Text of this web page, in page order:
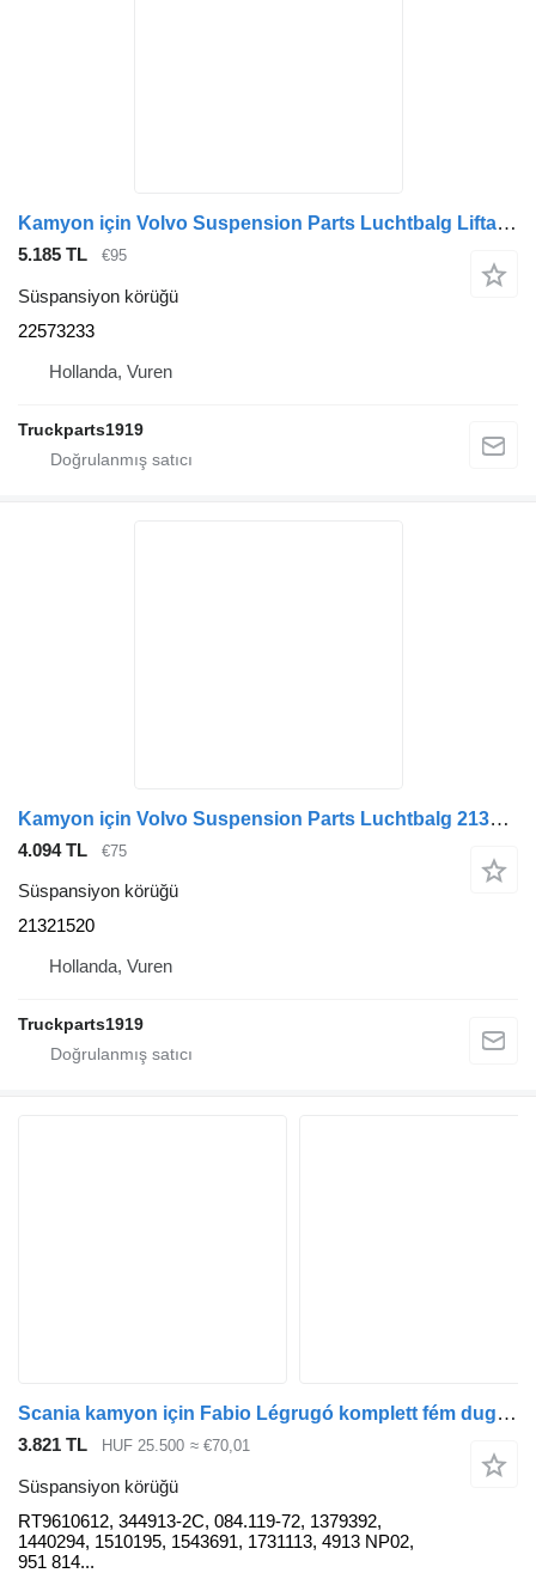
Kamyon için Volvo Suspension Parts Luchtbalg Liftas 22573233 süspansiyon körüğü
5.185 TL €95
Süspansiyon körüğü
22573233
Hollanda, Vuren
Truckparts1919
Kamyon için Volvo Suspension Parts Luchtbalg 21321520 süspansiyon körüğü
4.094 TL €75
Süspansiyon körüğü
21321520
Hollanda, Vuren
Truckparts1919
Scania kamyon için Fabio Légrugó komplett fém dugattyúval RT9610612 süspansiyon körüğü
3.821 TL HUF 25.500 ≈ €70,01
Süspansiyon körüğü
RT9610612, 344913-2C, 084.119-72, 1379392,
1440294, 1510195, 1543691, 1731113, 4913 NP02,
951 814...